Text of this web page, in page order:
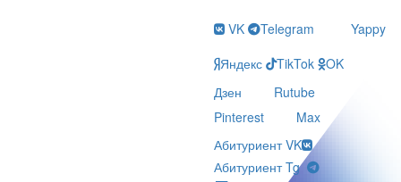
VK Telegram
Yappy
Яндекс
TikTok
OK
Дзен
Rutube
Pinterest
Max
Абитуриент VK
Абитуриент Tg